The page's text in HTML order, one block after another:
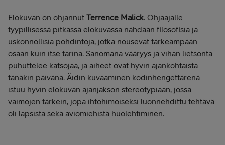
Elokuvan on ohjannut Terrence Malick. Ohjaajalle
tyypillisessä pitkässä elokuvassa nähdään filosofisia ja
uskonnollisia pohdintoja, jotka nousevat tärkeämpään
osaan kuin itse tarina. Sanomana vääryys ja vihan lietsonta
puhuttelee katsojaa, ja aiheet ovat hyvin ajankohtaista
tänäkin päivänä. Äidin kuvaaminen kodinhengettärenä
istuu hyvin elokuvan ajanjakson stereotypiaan, jossa
vaimojen tärkein, jopa ihtohimoiseksi luonnehdittu tehtävä
oli lapsista sekä aviomiehistä huolehtiminen.